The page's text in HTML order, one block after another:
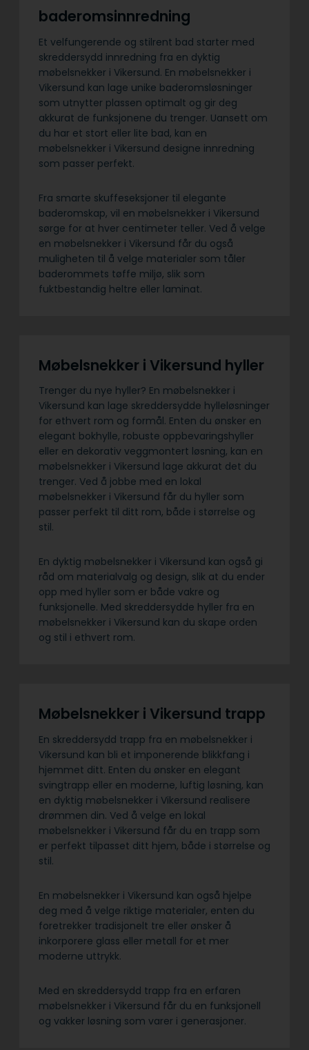
baderomsinnredning
Et velfungerende og stilrent bad starter med
skreddersydd innredning fra en dyktig
møbelsnekker i Vikersund. En møbelsnekker i
Vikersund kan lage unike baderomsløsninger
som utnytter plassen optimalt og gir deg
akkurat de funksjonene du trenger. Uansett om
du har et stort eller lite bad, kan en
møbelsnekker i Vikersund designe innredning
som passer perfekt.
Fra smarte skuffeseksjoner til elegante
baderomskap, vil en møbelsnekker i Vikersund
sørge for at hver centimeter teller. Ved å velge
en møbelsnekker i Vikersund får du også
muligheten til å velge materialer som tåler
baderommets tøffe miljø, slik som
fuktbestandig heltre eller laminat.
Møbelsnekker i Vikersund hyller
Trenger du nye hyller? En møbelsnekker i
Vikersund kan lage skreddersydde hylleløsninger
for ethvert rom og formål. Enten du ønsker en
elegant bokhylle, robuste oppbevaringshyller
eller en dekorativ veggmontert løsning, kan en
møbelsnekker i Vikersund lage akkurat det du
trenger. Ved å jobbe med en lokal
møbelsnekker i Vikersund får du hyller som
passer perfekt til ditt rom, både i størrelse og
stil.
En dyktig møbelsnekker i Vikersund kan også gi
råd om materialvalg og design, slik at du ender
opp med hyller som er både vakre og
funksjonelle. Med skreddersydde hyller fra en
møbelsnekker i Vikersund kan du skape orden
og stil i ethvert rom.
Møbelsnekker i Vikersund trapp
En skreddersydd trapp fra en møbelsnekker i
Vikersund kan bli et imponerende blikkfang i
hjemmet ditt. Enten du ønsker en elegant
svingtrapp eller en moderne, luftig løsning, kan
en dyktig møbelsnekker i Vikersund realisere
drømmen din. Ved å velge en lokal
møbelsnekker i Vikersund får du en trapp som
er perfekt tilpasset ditt hjem, både i størrelse og
stil.
En møbelsnekker i Vikersund kan også hjelpe
deg med å velge riktige materialer, enten du
foretrekker tradisjonelt tre eller ønsker å
inkorporere glass eller metall for et mer
moderne uttrykk.
Med en skreddersydd trapp fra en erfaren
møbelsnekker i Vikersund får du en funksjonell
og vakker løsning som varer i generasjoner.